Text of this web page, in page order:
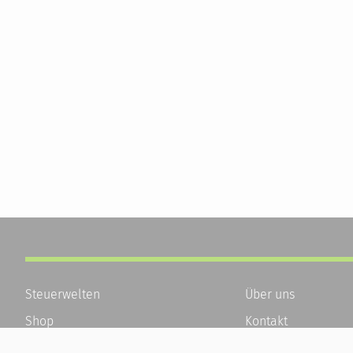
Steuerwelten
Shop
Über uns
Kontakt